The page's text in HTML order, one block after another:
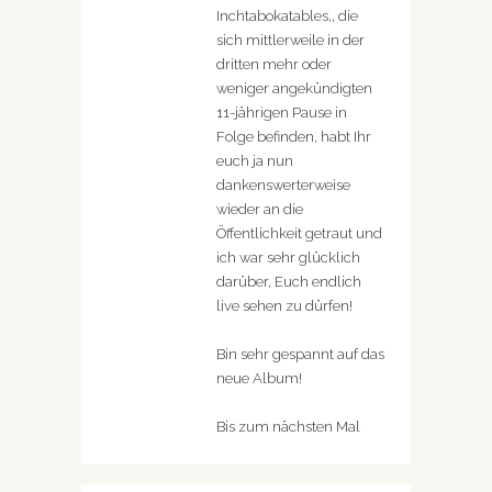
Inchtabokatables,, die
sich mittlerweile in der
dritten mehr oder
weniger angekündigten
11-jährigen Pause in
Folge befinden, habt Ihr
euch ja nun
dankenswerterweise
wieder an die
Öffentlichkeit getraut und
ich war sehr glücklich
darüber, Euch endlich
live sehen zu dürfen!
Bin sehr gespannt auf das
neue Album!
Bis zum nächsten Mal